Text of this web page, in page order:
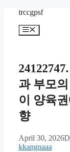
content
trccgpsf
Menu
과 부모
이 양육
향
April 30, 2026
kkangnaaa